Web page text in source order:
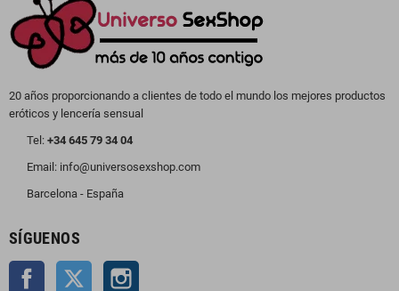
20 años proporcionando a clientes de todo el mundo los mejores productos
eróticos y lencería sensual
Tel: +34 645 79 34 04
Email: info@universosexshop.com
Barcelona - España
SÍGUENOS
Facebook Twitter